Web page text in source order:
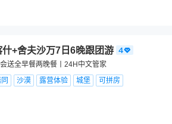
+舍夫沙万7日6晚跟团游
送全早餐两晚餐丨24H中文管家
沙漠 露营体验 城堡
可拼房